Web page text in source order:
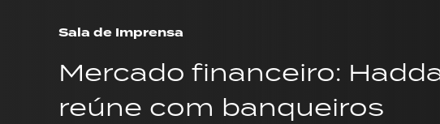
Sala de Imprensa
Mercado financeiro:
reúne com banqueiros